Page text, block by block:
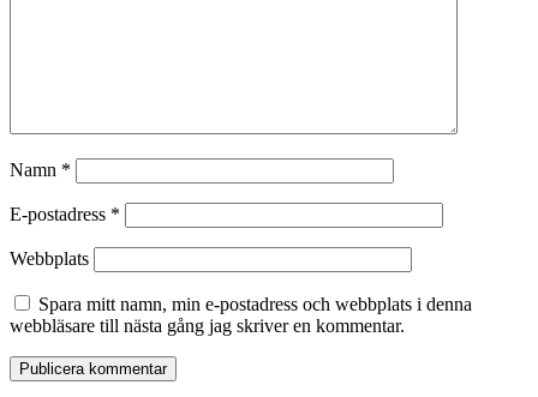
Namn *
E-postadress *
Webbplats
Spara mitt namn, min e-postadress och webbplats i denna
webbläsare till nästa gång jag skriver en kommentar.